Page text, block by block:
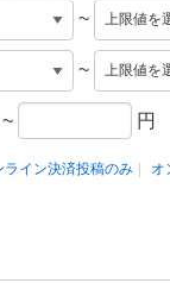
~
~
~ 円
ライン決済投稿のみ オ